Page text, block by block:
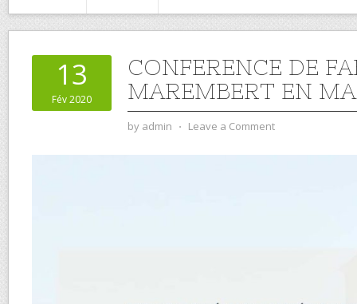
13
Fév 2020
CONFERENCE DE
MAREMBERT EN
by admin ⋅ Leave a Comment